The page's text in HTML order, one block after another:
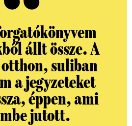
állt össze. A
suliban
a jegyzeteket
éppen, ami
jutott.